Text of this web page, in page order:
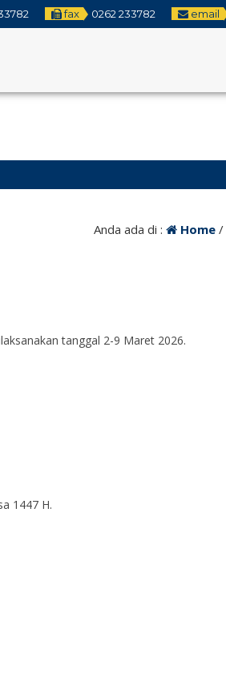
fax 0262 233782 email
Anda ada di : Home/
tanggal 2-9 Maret 2026.
1447 H.